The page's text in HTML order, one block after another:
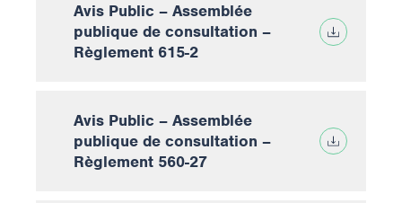
Avis Public – Assemblée
publique de consultation –
Règlement 615-2
Avis Public – Assemblée
publique de consultation –
Règlement 560-27